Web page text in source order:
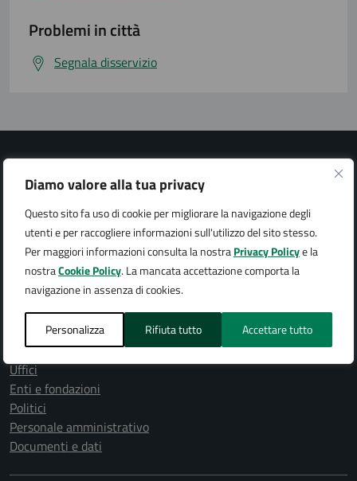
Diamo valore alla tua privacy
Questo sito fa uso di cookie per migliorare la navigazione degli
utenti e per raccogliere informazioni sull'utilizzo del sito stesso.
Per maggiori informazioni consulta la nostraPrivacy Policye la
nostraCookie Policy. La mancata accettazione comporta la
navigazione in assenza di cookies.
Personalizza Rifiuta tutto Accettare tutto
Problemi in città
Segnala disservizio
Città di Arona
AMMINISTRAZIONE
Organi di governo
Aree amministrative
Uffici
Enti e fondazioni
Politici
Personale amministrativo
Documenti e dati